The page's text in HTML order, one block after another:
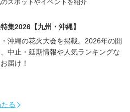
スポットやイベントを紹介
集2026【九州・沖縄】
沖縄の花火大会を掲載。2026年の開
中止・延期情報や人気ランキングな
届け！
る